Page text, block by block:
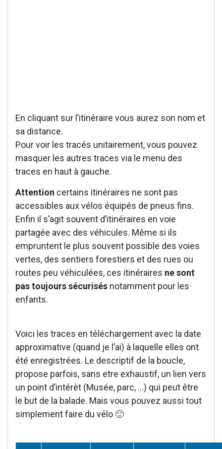
En cliquant sur l’itinéraire vous aurez son nom et
sa distance.
Pour voir les tracés unitairement, vous pouvez
masquer les autres traces via le menu des
traces en haut à gauche.
Attention certains itinéraires ne sont pas
accessibles aux vélos équipés de pneus fins.
Enfin il s’agit souvent d’itinéraires en voie
partagée avec des véhicules. Même si ils
empruntent le plus souvent possible des voies
vertes, des sentiers forestiers et des rues ou
routes peu véhiculées, ces itinéraires ne sont
pas toujours sécurisés notamment pour les
enfants.
Voici les traces en téléchargement avec la date
approximative (quand je l’ai) à laquelle elles ont
été enregistrées. Le descriptif de la boucle,
propose parfois, sans etre exhaustif, un lien vers
un point d’intérèt (Musée, parc, …) qui peut être
le but de la balade. Mais vous pouvez aussi tout
simplement faire du vélo 🙂